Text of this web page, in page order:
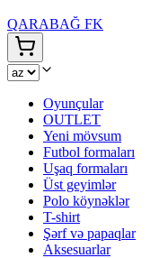
QARABAĞ FK
Oyunçular
OUTLET
Yeni mövsum
Futbol formaları
Uşaq formaları
Üst geyimlər
Polo köynəklər
T-shirt
Şərf və papaqlar
Aksesuarlar